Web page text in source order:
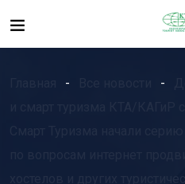
хостелов и других